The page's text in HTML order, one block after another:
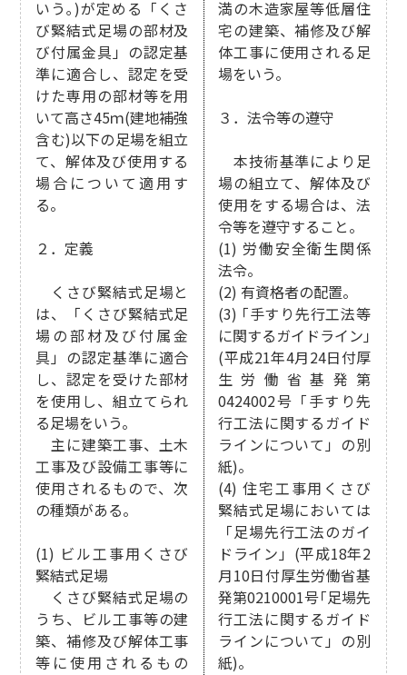
いう｡)が定める「くさ
び緊結式足場の部材及
び付属金具」の認定基
準に適合し、認定を受
けた専用の部材等を用
いて高さ45ｍ(建地補強
含む)以下の足場を組立
て、解体及び使用する
場合について適用す
る。
２．定義
くさび緊結式足場と
は、「くさび緊結式足
場の部材及び付属金
具」の認定基準に適合
し、認定を受けた部材
を使用し、組立てられ
る足場をいう。
主に建築工事、土木
工事及び設備工事等に
使用されるもので、次
の種類がある。
(1) ビル工事用くさび
緊結式足場
くさび緊結式足場の
うち、ビル工事等の建
築、補修及び解体工事
等に使用されるもの
満の木造家屋等低層住
宅の建築、補修及び解
体工事に使用される足
場をいう。
３．法令等の遵守
本技術基準により足
場の組立て、解体及び
使用をする場合は、法
令等を遵守すること。
(1) 労働安全衛生関係
法令。
(2) 有資格者の配置。
(3) ｢手すり先行工法等
に関するガイドライン｣
(平成21年4月24日付厚
生労働省基発第
0424002号「手すり先
行工法に関するガイド
ラインについて」の別
紙)。
(4) 住宅工事用くさび
緊結式足場においては
「足場先行工法のガイ
ドライン」(平成18年2
月10日付厚生労働省基
発第0210001号｢足場先
行工法に関するガイド
ラインについて」の別
紙)。